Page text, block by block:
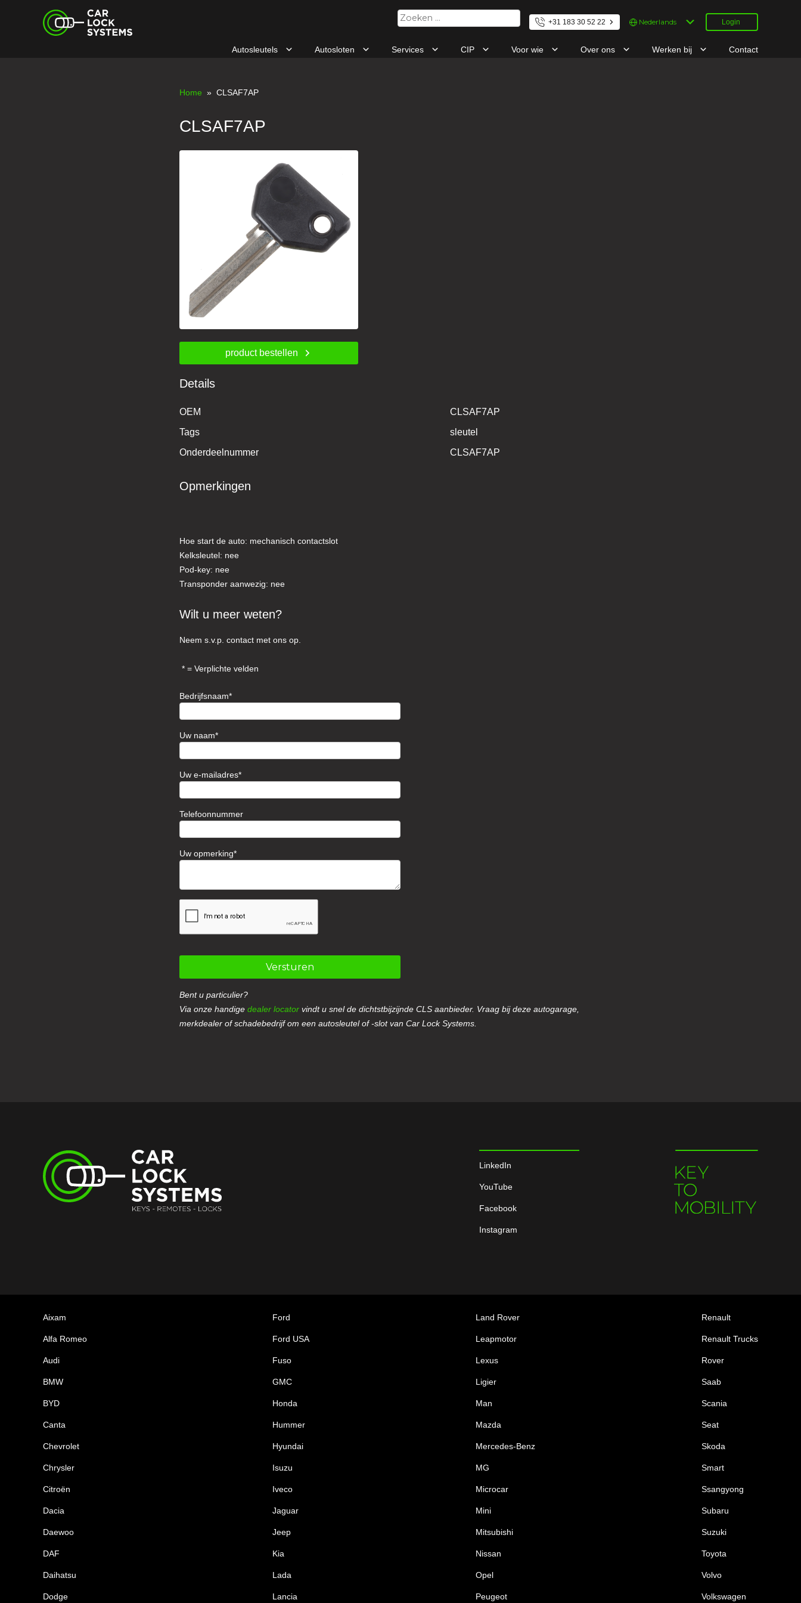
Car Lock Systems
Zoeken
naar:
+31 183 30 52 22
Kies
een
Login
Autosleutels Autosloten Services CIP Voor wie Over ons Werken bij Contact
Home » CLSAF7AP
CLSAF7AP
product bestellen
Details
OEM
CLSAF7AP
Tags
sleutel
Onderdeelnummer
CLSAF7AP
Opmerkingen
Hoe start de auto: mechanisch contactslot
Kelksleutel: nee
Pod-key: nee
Transponder aanwezig: nee
Wilt u meer weten?
Neem s.v.p. contact met ons op.
= Verplichte velden
Bedrijfsnaam
Uw naam
Uw e-mailadres
Telefoonnummer
Uw opmerking
Versturen
Bent u particulier?
Via onze handigedealer locator vindt u snel de dichtstbijzijnde CLS aanbieder. Vraag bij deze autogarage,
merkdealer of schadebedrijf om een autosleutel of -slot van Car Lock Systems.
LinkedIn
YouTube
Facebook
Instagram
Aixam
Alfa Romeo
Audi
BMW
BYD
Canta
Chevrolet
Chrysler
Citroën
Dacia
Daewoo
DAF
Daihatsu
Dodge
Ford
Ford USA
Fuso
GMC
Honda
Hummer
Hyundai
Isuzu
Iveco
Jaguar
Jeep
Kia
Lada
Lancia
Land Rover
Leapmotor
Lexus
Ligier
Man
Mazda
Mercedes-Benz
MG
Microcar
Mini
Mitsubishi
Nissan
Opel
Peugeot
Renault
Renault Trucks
Rover
Saab
Scania
Seat
Skoda
Smart
Ssangyong
Subaru
Suzuki
Toyota
Volvo
Volkswagen